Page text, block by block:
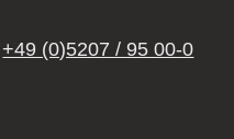
+49 (0)5207 / 95 00-0